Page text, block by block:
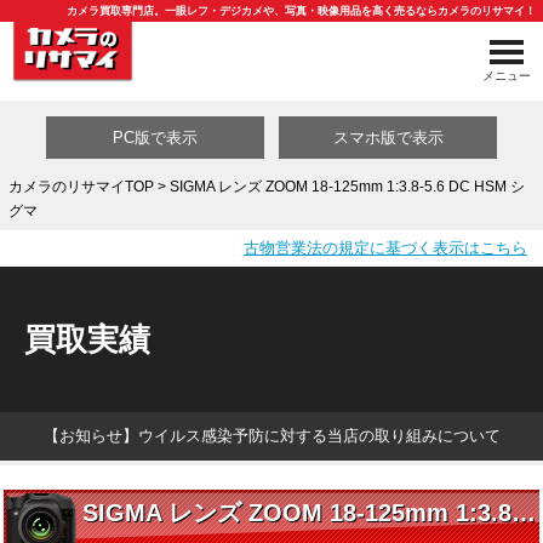
カメラ買取専門店。一眼レフ・デジカメや、写真・映像用品を高く売るならカメラのリサマイ！
メニュー
PC版で表示 スマホ版で表示
カメラのリサマイTOP> SIGMA レンズ ZOOM 18-125mm 1:3.8-5.6 DC HSM シ
グマ
古物営業法の規定に基づく表示はこちら
買取実績
【お知らせ】ウイルス感染予防に対する当店の取り組みについて
SIGMA レンズ ZOOM 18-125mm 1:3.8-5.6 DC HSM シグマ